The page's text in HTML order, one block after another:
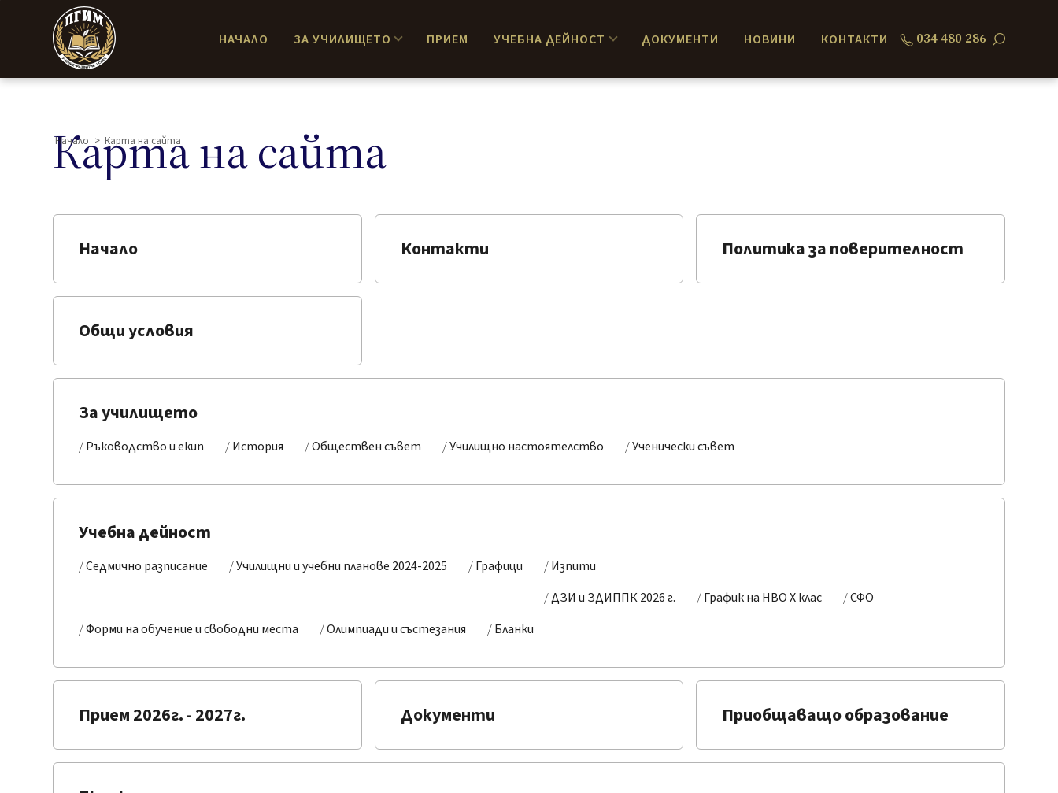
НАЧАЛО ЗА УЧИЛИЩЕТО ПРИЕМ УЧЕБНА ДЕЙНОСТ ДОКУМЕНТИ НОВИНИ КОНТАКТИ 034 480 286
Начало > Карта на сайта
Карта на сайта
Начало Контакти Политика за поверителност
Общи условия
За училището
Ръководство и екип История Обществен съвет Училищно настоятелство Ученически съвет
Учебна дейност
Седмично разписание Училищни и учебни планове 2024-2025 Графици
Изпити
ДЗИ и ЗДИППК 2026 г.
График на НВО X клас
СФО
Форми на обучение и свободни места
Олимпиади и състезания Бланки
Прием 2026г. - 2027г. Документи Приобщаващо образование